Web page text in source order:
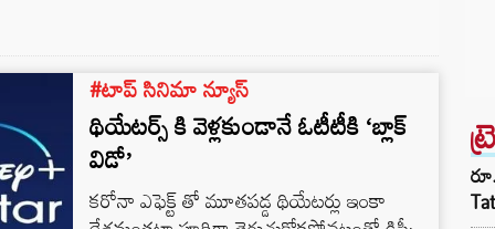
థియేటర్స్ కు వెళ్లలేకపోతున్నామని
బెంగపెట్టుకుంటున్నారు. అయితే, కంగనాకి మాత్రం
ఎట్టకేలకు…
#టాప్ సినిమా న్యూస్
థియేటర్స్ కి వెళ్లకుండానే ఓటీటీకి ‘బ్లాక్
విడో’
కరోనా ఎఫెక్ట్ తో మూతపడ్డ థియేటర్లు ఇంకా